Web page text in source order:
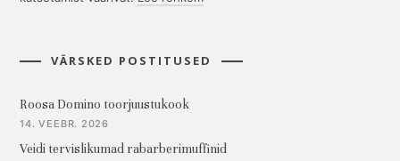
VÄRSKED POSTITUSED
Roosa Domino toorjuustukook
14. VEEBR. 2026
Veidi tervislikumad rabarberimuffinid